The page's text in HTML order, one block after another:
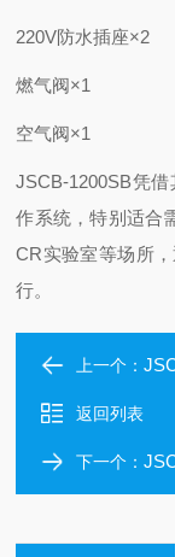
220V防水插座×2
燃气阀×1
空气阀×1
JSCB-1200SB凭
作系统，特别适合
CR实验室等场所
行。
上一个：
返回列表
下一个：